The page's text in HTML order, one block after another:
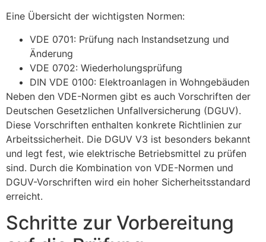
Eine Übersicht der wichtigsten Normen:
VDE 0701: Prüfung nach Instandsetzung und
Änderung
VDE 0702: Wiederholungsprüfung
DIN VDE 0100: Elektroanlagen in Wohngebäuden
Neben den VDE-Normen gibt es auch Vorschriften der
Deutschen Gesetzlichen Unfallversicherung (DGUV).
Diese Vorschriften enthalten konkrete Richtlinien zur
Arbeitssicherheit. Die DGUV V3 ist besonders bekannt
und legt fest, wie elektrische Betriebsmittel zu prüfen
sind. Durch die Kombination von VDE-Normen und
DGUV-Vorschriften wird ein hoher Sicherheitsstandard
erreicht.
Schritte zur Vorbereitung